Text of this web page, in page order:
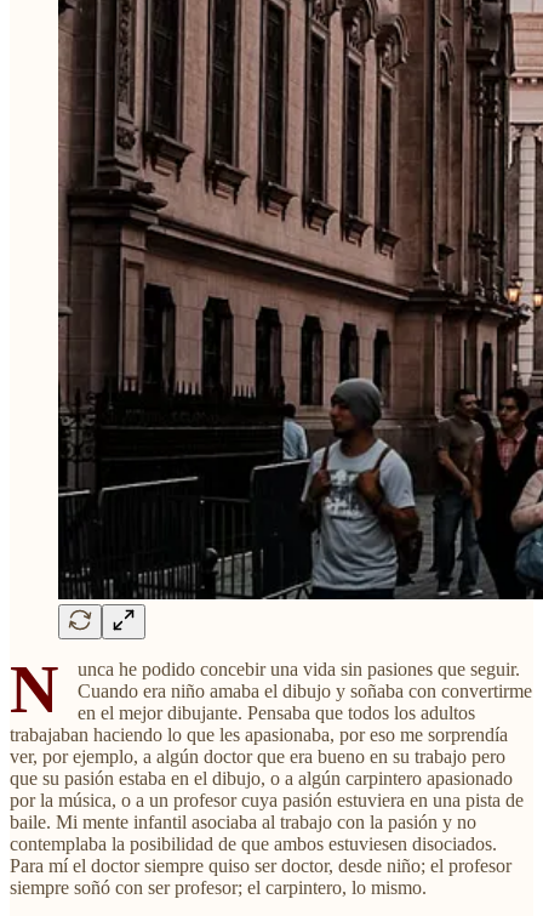
N
unca he podido concebir una vida sin pasiones que seguir.
Cuando era niño amaba el dibujo y soñaba con convertirme
en el mejor dibujante. Pensaba que todos los adultos
trabajaban haciendo lo que les apasionaba, por eso me sorprendía
ver, por ejemplo, a algún doctor que era bueno en su trabajo pero
que su pasión estaba en el dibujo, o a algún carpintero apasionado
por la música, o a un profesor cuya pasión estuviera en una pista de
baile. Mi mente infantil asociaba al trabajo con la pasión y no
contemplaba la posibilidad de que ambos estuviesen disociados.
Para mí el doctor siempre quiso ser doctor, desde niño; el profesor
siempre soñó con ser profesor; el carpintero, lo mismo.